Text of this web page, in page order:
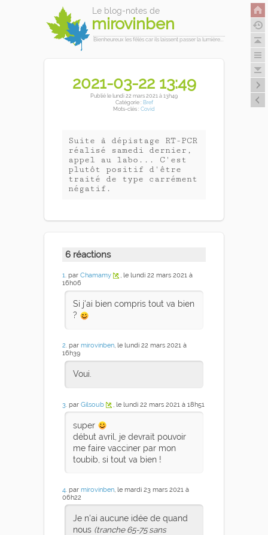
Le blog-notes de
mirovinben
Bienheureux les fêlés car ils laissent passer la lumière...
2021-03-22 13:49
Publiéle lundi 22 mars 2021 à 13h49
Catégorie : Bref
Mots-clés : Covid
Suite à dépistage RT-PCR
réalisé samedi dernier,
appel au labo... C'est
plutôt positif d'être
traité de type carrément
négatif.
6 réactions
1. par Chamamy
, le lundi 22 mars 2021 à
16h06
Si j'ai bien compris tout va bien
?
2. par mirovinben, le lundi 22 mars 2021 à
16h39
Voui.
3 . par Gilsoub , le lundi 22 mars 2021 à 18h51
super
début avril, je devrait pouvoir
me faire vacciner par mon
toubib, si tout va bien !
4. par mirovinben, le mardi 23 mars 2021 à
06h22
Je n'ai aucune idée de quand
nous (tranche 65-75 sans